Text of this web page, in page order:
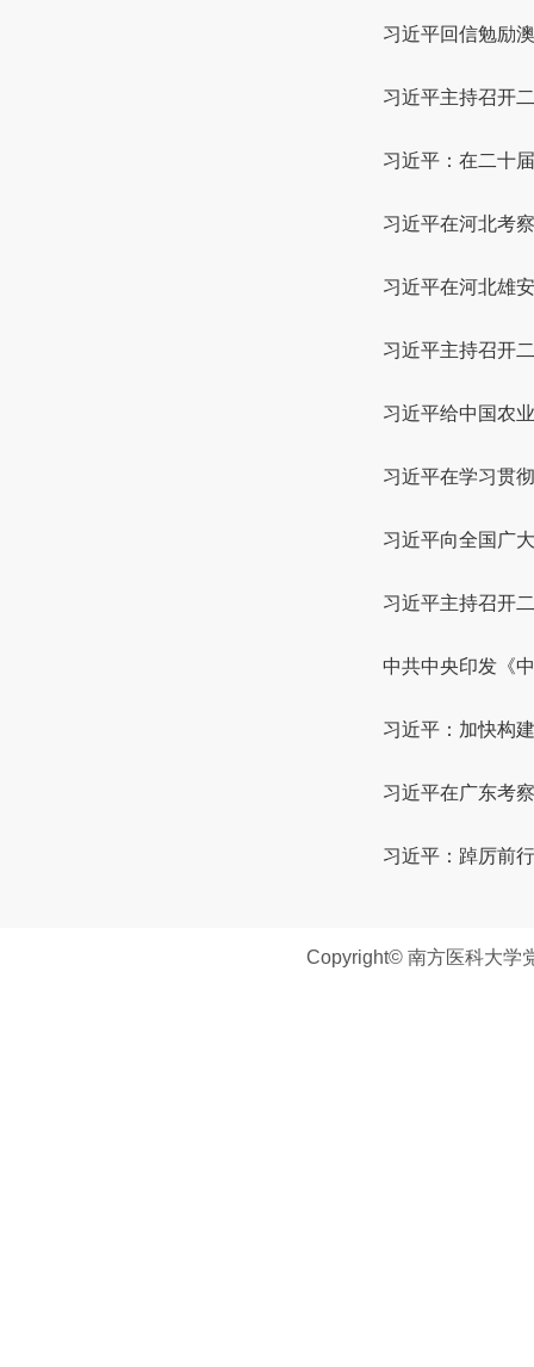
习近平回信勉励
习近平主持召开
习近平：在二十
习近平在河北考
习近平在河北雄
习近平主持召开
习近平给中国农
习近平在学习贯
习近平向全国广
习近平主持召开
中共中央印发《
习近平：加快构
习近平在广东考
习近平：踔厉前
Copyright© 南方医科大学